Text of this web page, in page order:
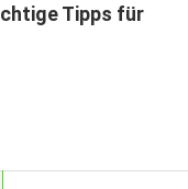
Tipps für